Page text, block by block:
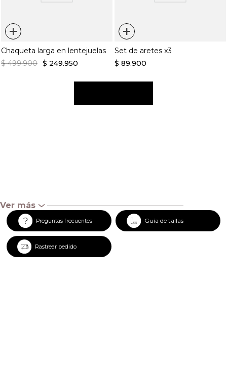
+
Chaqueta larga en lentejuelas
$ 499.900 $ 249.950
+
Set de aretes x3
$ 89.900